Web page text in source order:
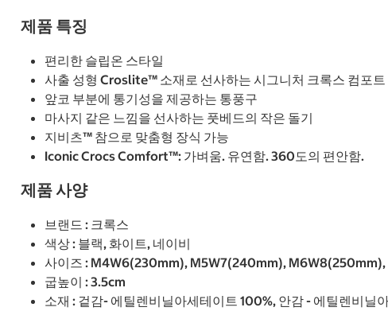
제품 특징
편리한 슬립온 스타일
사출 성형 Croslite™ 소재로 선사하는 시그니처 크록스 컴포트
앞코 부분에 통기성을 제공하는 통풍구
마사지 같은 느낌을 선사하는 풋베드의 작은 돌기
지비츠™ 참으로 맞춤형 장식 가능
Iconic Crocs Comfort™: 가벼움. 유연함. 360도의 편안함.
제품 사양
브랜드 : 크록스
색상 : 블랙, 화이트, 네이비
사이즈 : M4W6(230mm), M5W7(240mm),
굽높이 : 3.5cm
소재 : 겉감- 에틸렌비닐아세테이트 100%, 안감 - 에틸렌비닐